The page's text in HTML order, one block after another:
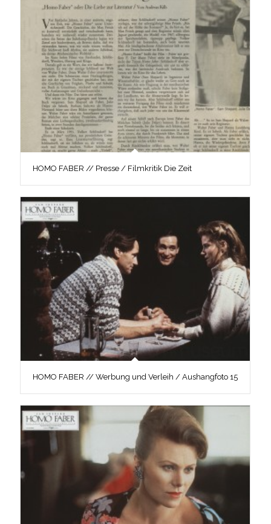
HOMO FABER // Presse / Filmkritik Die Zeit
HOMO FABER // Werbung und Verleih / Aushangfoto 15